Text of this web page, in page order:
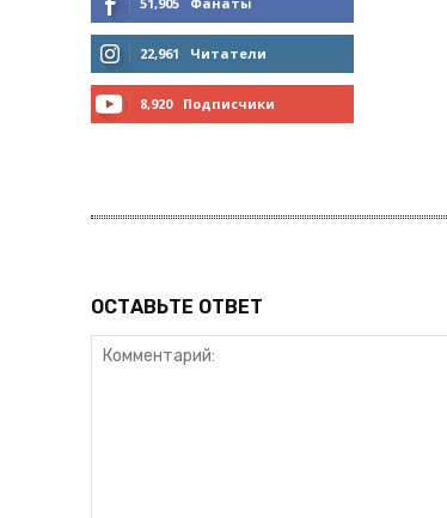
МНЕ НРАВИТСЯ
22,961 Читатели
8,920 Подписчики
ОСТАВЬТЕ ОТВЕТ